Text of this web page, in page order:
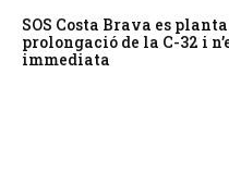
SOS Costa Brava es
prolongació de la C-32 i
immediata